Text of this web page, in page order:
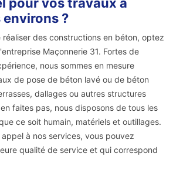
environs ?
réaliser des constructions en béton, optez
Maçonnerie 31. Fortes de
nous sommes en mesure
de pose de béton lavé ou de béton
dallages ou autres structures
faites pas, nous disposons de tous les
ce soit humain, matériels et outillages.
à nos services, vous pouvez
qualité de service et qui correspond